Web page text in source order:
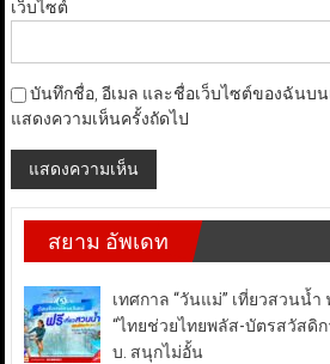
เว็บไซต์
บันทึกชื่อ, อีเมล และชื่อเว็บไซต์ของฉันบน
แสดงความเห็นครั้งถัดไป
สยาม อัพเดท
เทศกาล “วันแม่” เที่ยวสวนน้
“ไทยช่วยไทยพลัส-บัตรสวัสดิก
บ. สนุกไม่อั้น